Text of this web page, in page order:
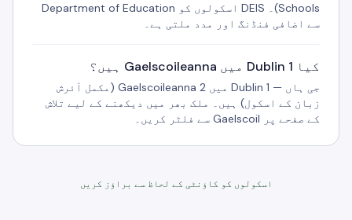
Schools)۔ DEIS اسکولوں کو Department of Education
سے اضافی فنڈنگ اور مدد ملتی ہے۔
کیا Dublin 1 میں Gaelscoileanna ہیں؟
جی ہاں — Dublin 1 میں 2 Gaelscoileanna (مکمل آئرش
زبان کے اسکول) ہیں۔ ملک بھر میں دیکھنے کے لیے تلاش
کے صفحے پر Gaelscoil سے فلٹر کریں۔
اسکولوں کو کاؤنٹی کے لحاظ سے براؤز کریں